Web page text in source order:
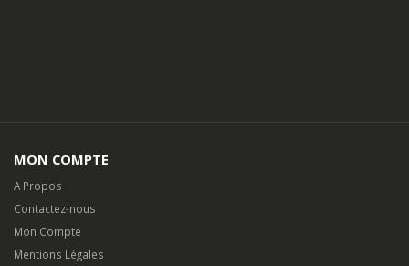
MON COMPTE
A Propos
Contactez-nous
Mon Compte
Mentions Légales